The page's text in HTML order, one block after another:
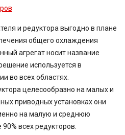
и редуктора выгодно в плане
общего охлаждения
агрегат носит название
используется в
во всех областях.
целесообразно на малых и
приводных установках они
на малую и среднюю
всех редукторов.